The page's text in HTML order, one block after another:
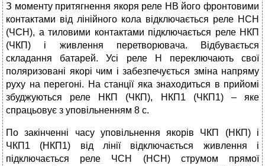
З моменту притягнення якоря реле НВ його фронтовими
контактами від лінійного кола відключається реле НСН
(ЧСН), а тиловими контактами підключається реле НКП
(ЧКП) і живлення перетворювача. Відбувається
складання батарей. Усі реле Н переключають свої
поляризовані якорі чим і забезпечується зміна напряму
руху на перегоні. На станції яка знаходиться в прийомі
збуджуються реле НКП (ЧКП), НКП1 (ЧКП1) – яке
спрацьовує з уповільненням 8 с.
По закінченні часу уповільнення якорів ЧКП (НКП) і
ЧКП1 (НКП1) від лінії відключається живлення і
підключається реле ЧСН (НСН) струмом прямої